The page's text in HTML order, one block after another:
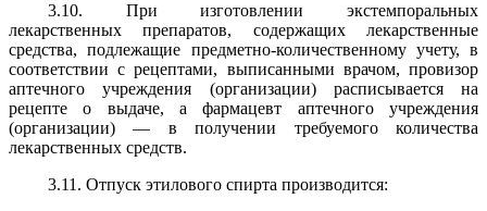
3.10. При изготовлении экстемпоральных
лекарственных препаратов, содержащих лекарственные
средства, подлежащие предметно-количественному учету, в
соответствии с рецептами, выписанными врачом, провизор
аптечного учреждения (организации) расписывается на
рецепте о выдаче, а фармацевт аптечного учреждения
(организации) — в получении требуемого количества
лекарственных средств.
3.11. Отпуск этилового спирта производится: